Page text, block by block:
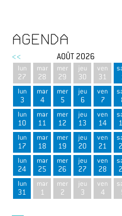
AGENDA
<< AOÛT 2026
lun
27
mar
28
mer
29
jeu
30
ven
31
lun
3
mar
4
mer
5
jeu
6
ven
7
lun
10
mar
11
mer
12
jeu
13
ven
14
lun
17
mar
18
mer
19
jeu
20
ven
21
lun
24
mar
25
mer
26
jeu
27
ven
28
lun
31
mar
1
mer
2
jeu
3
ven
4